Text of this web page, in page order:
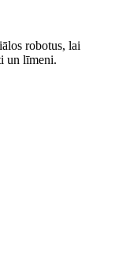
robotus, lai
un līmeni.